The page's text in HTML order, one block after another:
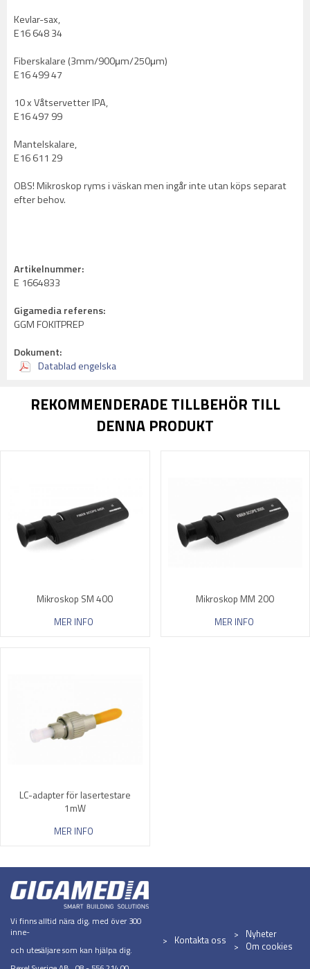
Kevlar-sax,
E16 648 34
Fiberskalare (3mm/900μm/250μm)
E16 499 47
10 x Våtservetter IPA,
E16 497 99
Mantelskalare,
E16 611 29
OBS! Mikroskop ryms i väskan men ingår inte utan köps separat
efter behov.
Artikelnummer:
E 1664833
Gigamedia referens:
GGM FOKITPREP
Dokument:
Datablad engelska
REKOMMENDERADE TILLBEHÖR TILL
DENNA PRODUKT
Mikroskop SM 400
MER INFO
Mikroskop MM 200
MER INFO
LC-adapter för lasertestare
1mW
MER INFO
Vi finns alltid nära dig, med över 300
inne-
och utesäljare som kan hjälpa dig.
Kontakta oss
Nyheter
Om cookies